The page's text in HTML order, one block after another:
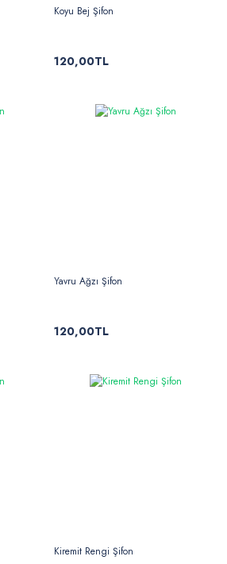
Koyu Bej Şifon
120,00TL
Yavru Ağzı Şifon
120,00TL
Kiremit Rengi Şifon